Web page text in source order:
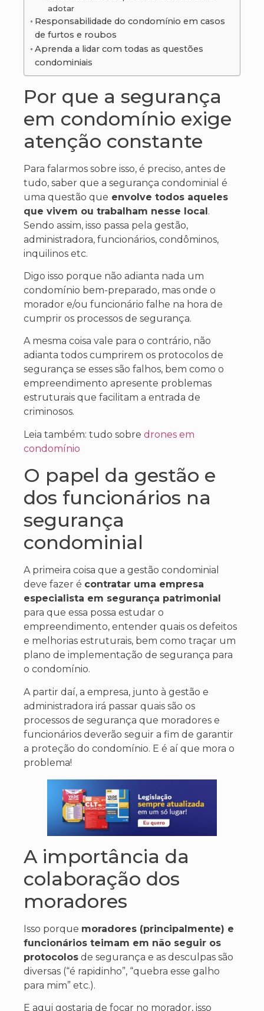
adotar
Responsabilidade do condomínio em casos
de furtos e roubos
Aprenda a lidar com todas as questões
condominiais
Por que a segurança
em condomínio exige
atenção constante
Para falarmos sobre isso, é preciso, antes de
tudo, saber que a segurança condominial é
uma questão que envolve todos aqueles
que vivem ou trabalham nesse local.
Sendo assim, isso passa pela gestão,
administradora, funcionários, condôminos,
inquilinos etc.
Digo isso porque não adianta nada um
condomínio bem-preparado, mas onde o
morador e/ou funcionário falhe na hora de
cumprir os processos de segurança.
A mesma coisa vale para o contrário, não
adianta todos cumprirem os protocolos de
segurança se esses são falhos, bem como o
empreendimento apresente problemas
estruturais que facilitam a entrada de
criminosos.
Leia também: tudo sobre drones em
condomínio
O papel da gestão e
dos funcionários na
segurança
condominial
A primeira coisa que a gestão condominial
deve fazer é contratar uma empresa
especialista em segurança patrimonial
para que essa possa estudar o
empreendimento, entender quais os defeitos
e melhorias estruturais, bem como traçar um
plano de implementação de segurança para
o condomínio.
A partir daí, a empresa, junto à gestão e
administradora irá passar quais são os
processos de segurança que moradores e
funcionários deverão seguir a fim de garantir
a proteção do condomínio. E é aí que mora o
problema!
A importância da
colaboração dos
moradores
Isso porque moradores (principalmente) e
funcionários teimam em não seguir os
protocolos de segurança e as desculpas são
diversas (“é rapidinho”, “quebra esse galho
para mim” etc.).
E aqui gostaria de focar no morador, isso